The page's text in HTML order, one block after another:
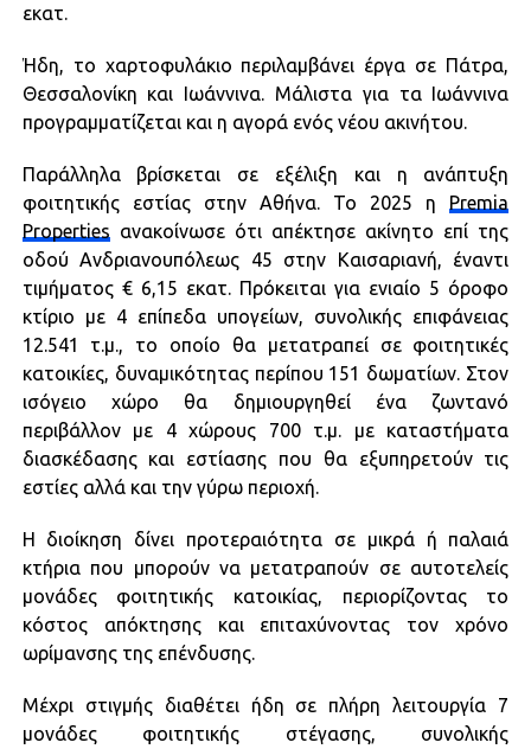
εκατ.
Ήδη, το χαρτοφυλάκιο περιλαμβάνει έργα σε Πάτρα,
Θεσσαλονίκη και Ιωάννινα. Μάλιστα για τα Ιωάννινα
προγραμματίζεται και η αγορά ενός νέου ακινήτου.
Παράλληλα βρίσκεται σε εξέλιξη και η ανάπτυξη
φοιτητικής εστίας στην Αθήνα. Το 2025 η Premia
Properties ανακοίνωσε ότι απέκτησε ακίνητο επί της
οδού Ανδριανουπόλεως 45 στην Καισαριανή, έναντι
τιμήματος € 6,15 εκατ. Πρόκειται για ενιαίο 5 όροφο
κτίριο με 4 επίπεδα υπογείων, συνολικής επιφάνειας
12.541 τ.μ., το οποίο θα μετατραπεί σε φοιτητικές
κατοικίες, δυναμικότητας περίπου 151 δωματίων. Στον
ισόγειο χώρο θα δημιουργηθεί ένα ζωντανό
περιβάλλον με 4 χώρους 700 τ.μ. με καταστήματα
διασκέδασης και εστίασης που θα εξυπηρετούν τις
εστίες αλλά και την γύρω περιοχή.
Η διοίκηση δίνει προτεραιότητα σε μικρά ή παλαιά
κτήρια που μπορούν να μετατραπούν σε αυτοτελείς
μονάδες φοιτητικής κατοικίας, περιορίζοντας το
κόστος απόκτησης και επιταχύνοντας τον χρόνο
ωρίμανσης της επένδυσης.
Μέχρι στιγμής διαθέτει ήδη σε πλήρη λειτουργία 7
μονάδες φοιτητικής στέγασης, συνολικής